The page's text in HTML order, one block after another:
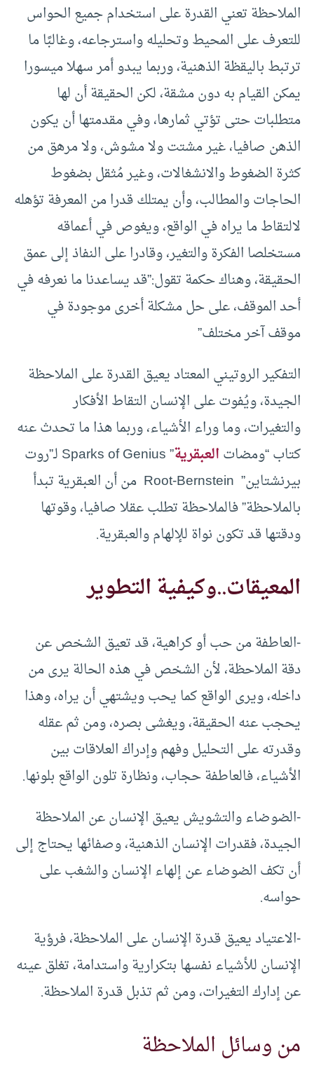
الملاحظة تعني القدرة على استخدام جميع الحواس
للتعرف على المحيط وتحليله واسترجاعه، وغالبًا ما
ترتبط باليقظة الذهنية، وربما يبدو أمر سهلا ميسورا
يمكن القيام به دون مشقة، لكن الحقيقة أن لها
متطلبات حتى تؤتي ثمارها، وفي مقدمتها أن يكون
الذهن صافيا، غير مشتت ولا مشوش، ولا مرهق من
كثرة الضغوط والانشغالات، وغير مُثقل بضغوط
الحاجات والمطالب، وأن يمتلك قدرا من المعرفة تؤهله
لالتقاط ما يراه في الواقع، ويغوص في أعماقه
مستخلصا الفكرة والتغير، وقادرا على النفاذ إلى عمق
الحقيقة، وهناك حكمة تقول:”قد يساعدنا ما نعرفه في
أحد الموقف، على حل مشكلة أخرى موجودة في
موقف آخر مختلف”
التفكير الروتيني المعتاد يعيق القدرة على الملاحظة
الجيدة، ويُفوت على الإنسان التقاط الأفكار
والتغيرات، وما وراء الأشياء، وربما هذا ما تحدث عنه
كتاب “ومضاتالعبقرية
” Sparks of Genius لـ”روت
بيرنشتاين” Root-Bernstein من أن العبقرية تبدأ
بالملاحظة” فالملاحظة تطلب عقلا صافيا، وقوتها
ودقتها قد تكون نواة للإلهام والعبقرية.
المعيقات..وكيفية التطوير
-العاطفة من حب أو كراهية، قد تعيق الشخص عن
دقة الملاحظة، لأن الشخص في هذه الحالة يرى من
داخله، ويرى الواقع كما يحب ويشتهي أن يراه، وهذا
يحجب عنه الحقيقة، ويغشى بصره، ومن ثم عقله
وقدرته على التحليل وفهم وإدراك العلاقات بين
الأشياء، فالعاطفة حجاب، ونظارة تلون الواقع بلونها.
-الضوضاء والتشويش يعيق الإنسان عن الملاحظة
الجيدة، فقدرات الإنسان الذهنية، وصفائها يحتاج إلى
أن تكف الضوضاء عن إلهاء الإنسان والشغب على
حواسه.
-الاعتياد يعيق قدرة الإنسان على الملاحظة، فرؤية
الإنسان للأشياء نفسها بتكرارية واستدامة، تغلق عينه
عن إدارك التغيرات، ومن ثم تذبل قدرة الملاحظة.
من وسائل الملاحظة